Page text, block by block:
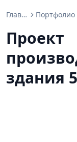
Главная
Проект
здания